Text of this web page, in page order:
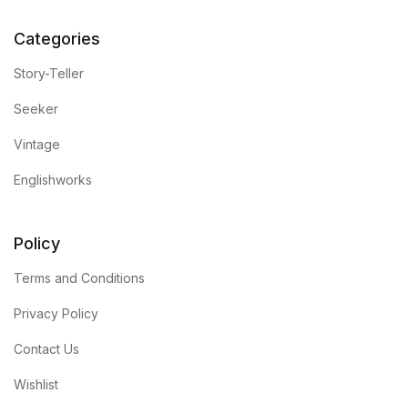
Categories
Story-Teller
Seeker
Vintage
Englishworks
Policy
Terms and Conditions
Privacy Policy
Contact Us
Wishlist